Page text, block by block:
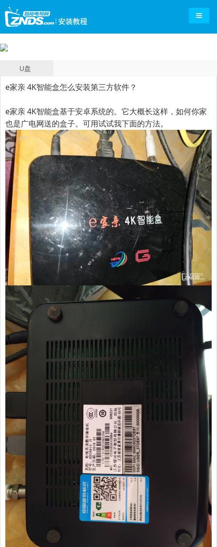
导航
U盘
e家亲 4K智能盒怎么安装第三方软件？
e家亲 4K智能盒基于安卓系统的。它大概长这样，如何你家
也是广电网送的盒子。可用试试我下面的方法。